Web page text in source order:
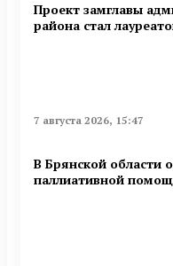
Проект замглавы
района стал
7 августа 2026, 15:47
В Брянской области
паллиативной